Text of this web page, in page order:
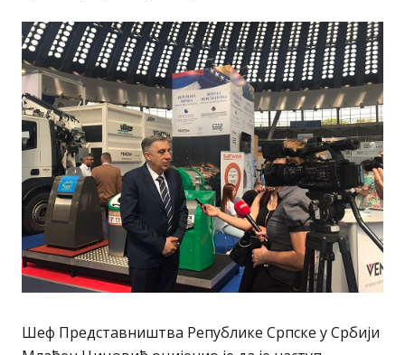
Шеф Представништва Републике Српске у Србији